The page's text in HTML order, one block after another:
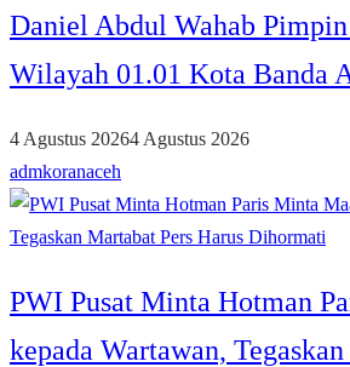
Daniel Abdul Wahab
Wilayah 01.01 Kota Banda
4 Agustus 20264 Agustus 2026
admkoranaceh
PWI Pusat Minta Hotman
kepada Wartawan,